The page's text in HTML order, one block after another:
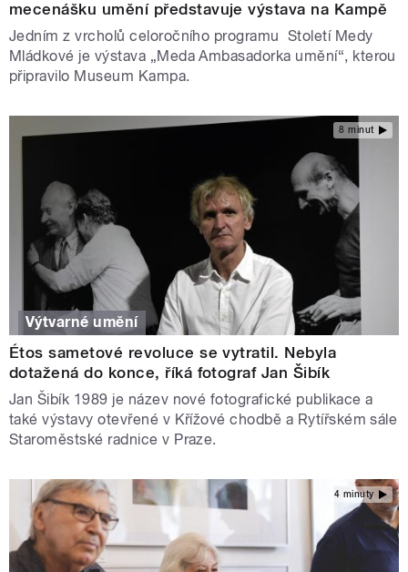
mecenášku umění představuje výstava na Kampě
Jedním z vrcholů celoročního programu Století Medy
Mládkové je výstava „Meda Ambasadorka umění“, kterou
připravilo Museum Kampa.
8 minut
Výtvarné umění
Étos sametové revoluce se vytratil. Nebyla
dotažená do konce, říká fotograf Jan Šibík
Jan Šibík 1989 je název nové fotografické publikace a
také výstavy otevřené v Křížové chodbě a Rytířském sále
Staroměstské radnice v Praze.
4 minuty